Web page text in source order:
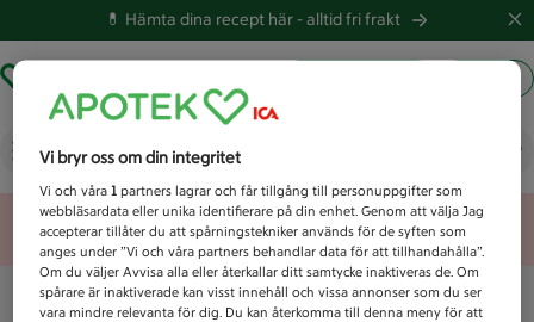
💊 Hämta dina recept här -alltid fri frakt
Vad letar du efter idag?
Unknown error
Vi bryr oss om din integritet
Vi och våra1 partners lagrar och får tillgång till personuppgifter som
webbläsardata eller unika identifierare på din enhet. Genom att välja Jag
accepterar tillåter du att spårningstekniker används för de syften som
anges under ”Vi och våra partners behandlar data för att tillhandahålla”.
Om du väljer Avvisa alla eller återkallar ditt samtycke inaktiveras de. Om
spårare är inaktiverade kan visst innehåll och vissa annonser som du ser
vara mindre relevanta för dig. Du kan återkomma till denna meny för att